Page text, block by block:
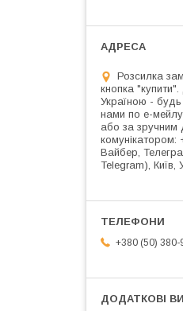
Розсилка
кнопка
Україною - будь
нами по е-
або за зручним
комунікатором:
Вайбер,
Telegram), Київ,
+380 (50) 380-